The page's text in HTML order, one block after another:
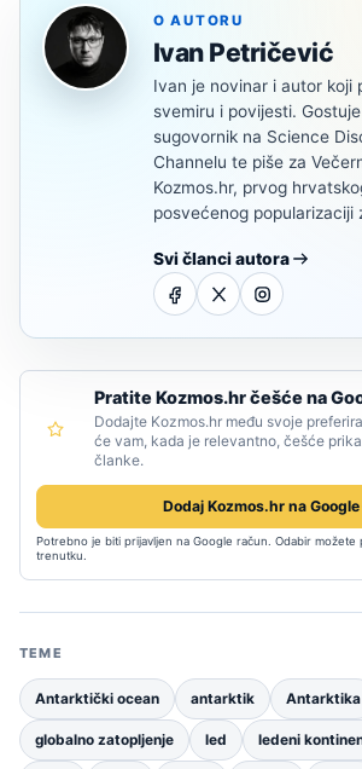
O AUTORU
Ivan Petričević
Ivan je novinar i autor koji
svemiru i povijesti.
sugovornik na Science
Channelu te piše za
Kozmos.hr, prvog
posvećenog popularizaciji
Svi članci autora
Pratite Kozmos.hr češće na
Dodajte Kozmos.hr među svoje
će vam, kada je relevantno, češće
članke.
Dodaj Kozmos.hr na Google
Potrebno je biti prijavljen na Google račun. Odabir možete
trenutku.
TEME
Antarktički ocean antarktik Antarktika
globalno zatopljenje led ledeni